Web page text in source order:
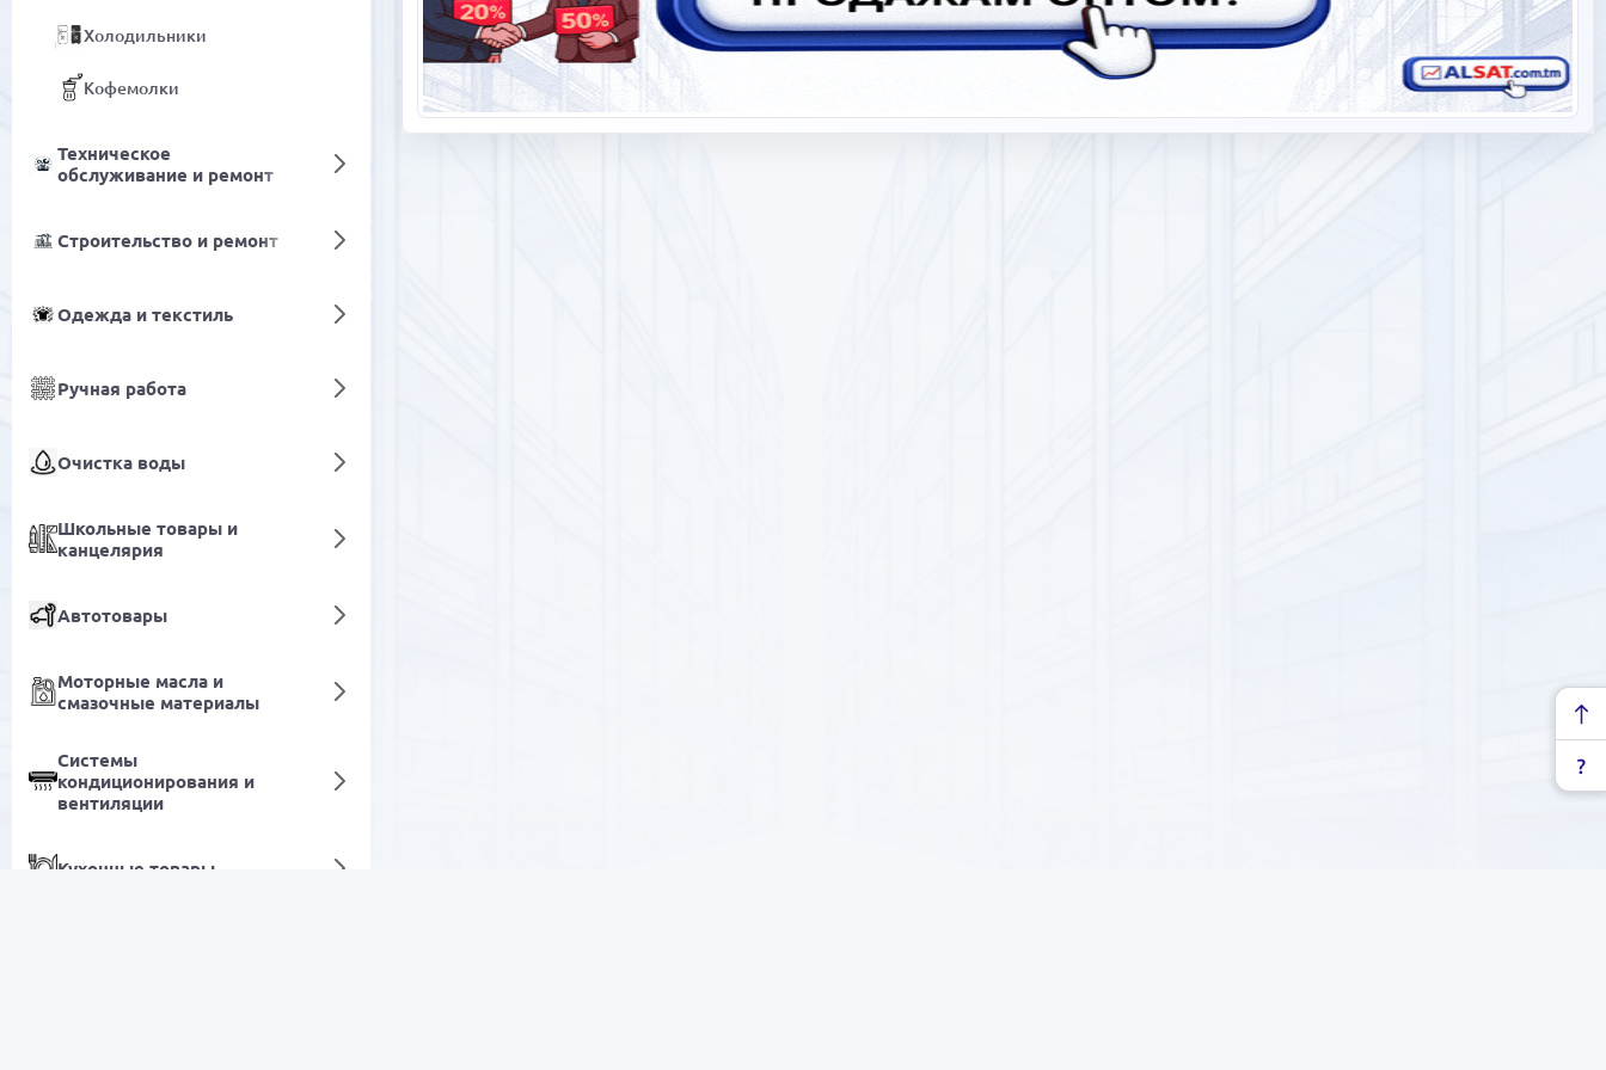
Холодильники
Кофемолки
Техническое
обслуживание и ремонт
Строительство и ремонт
Одежда и текстиль
Ручная работа
Очистка воды
Школьные товары и
канцелярия
Автотовары
Моторные масла и
смазочные материалы
Системы
кондиционирования и
вентиляции
Кухонные товары